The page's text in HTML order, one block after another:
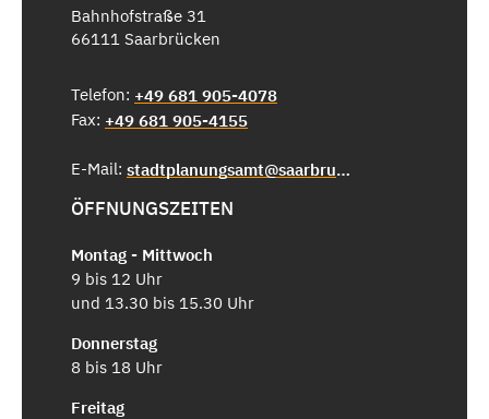
Bahnhofstraße 31
66111 Saarbrücken
Telefon: +49 681 905-4078
Fax: +49 681 905-4155
E-Mail: stadtplanungsamt@saarbruecken.de
ÖFFNUNGSZEITEN
Montag - Mittwoch
9 bis 12 Uhr
und 13.30 bis 15.30 Uhr
Donnerstag
8 bis 18 Uhr
Freitag